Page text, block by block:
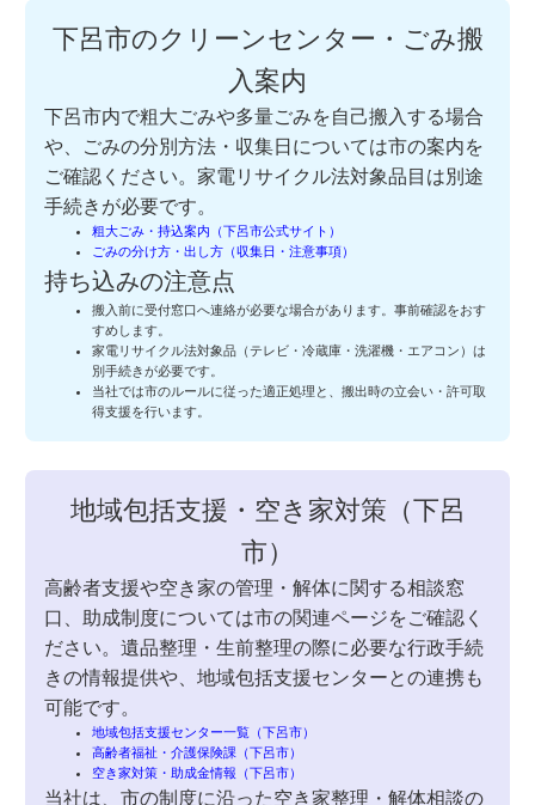
下呂市のクリーンセンター・ごみ搬
入案内
下呂市内で粗大ごみや多量ごみを自己搬入する場合
や、ごみの分別方法・収集日については市の案内を
ご確認ください。家電リサイクル法対象品目は別途
手続きが必要です。
粗大ごみ・持込案内（下呂市公式サイト）
ごみの分け方・出し方（収集日・注意事項）
持ち込みの注意点
搬入前に受付窓口へ連絡が必要な場合があります。事前確認をおす
すめします。
家電リサイクル法対象品（テレビ・冷蔵庫・洗濯機・エアコン）は
別手続きが必要です。
当社では市のルールに従った適正処理と、搬出時の立会い・許可取
得支援を行います。
地域包括支援・空き家対策（下呂
市）
高齢者支援や空き家の管理・解体に関する相談窓
口、助成制度については市の関連ページをご確認く
ださい。遺品整理・生前整理の際に必要な行政手続
きの情報提供や、地域包括支援センターとの連携も
可能です。
地域包括支援センター一覧（下呂市）
高齢者福祉・介護保険課（下呂市）
空き家対策・助成金情報（下呂市）
当社は、市の制度に沿った空き家整理・解体相談の